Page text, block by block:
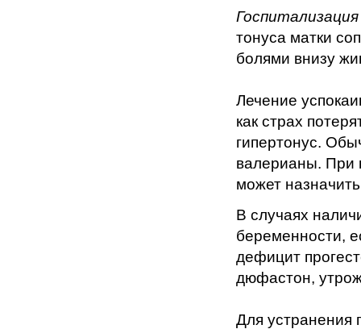
Госпитализация
тонуса матки
болями внизу
Лечение
как страх
гипертонус.
валерианы. При
может
В случаях
беременности,
дефицит
дюфастон,
Для устранения